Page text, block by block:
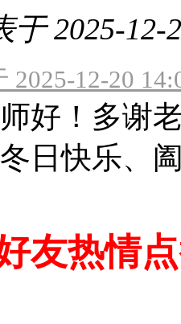
于 2025-12-
2025-12-20
好！多谢
日快乐、
友热情